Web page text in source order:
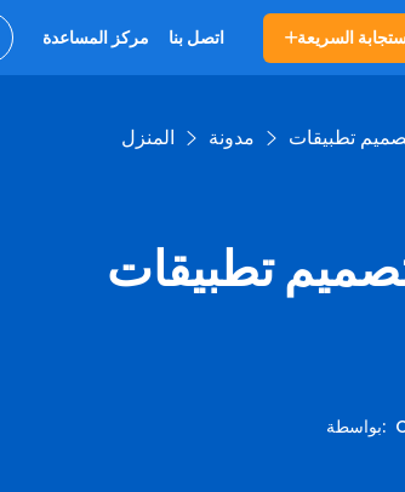
مركز المساعدة اتصل بنا السريعة
المنزل مدونة
تطبيقات
بواسطة: